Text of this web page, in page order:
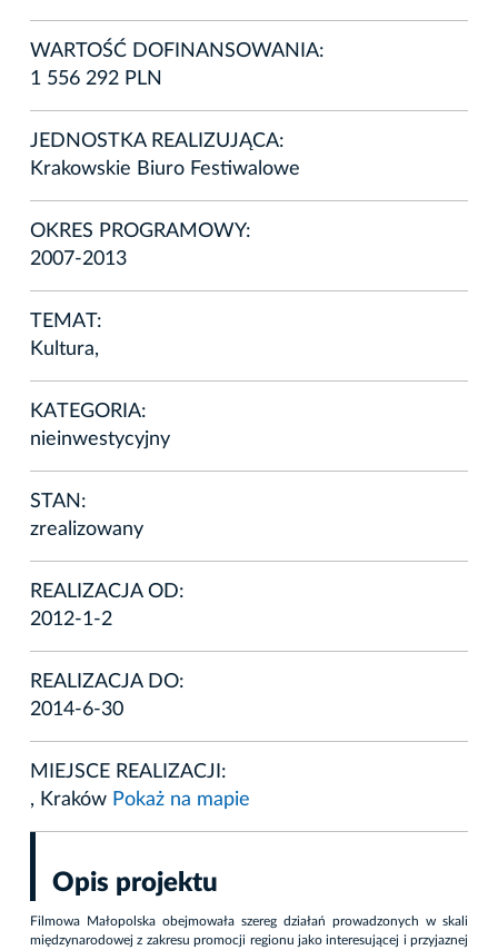
WARTOŚĆ DOFINANSOWANIA:
1 556 292 PLN
JEDNOSTKA REALIZUJĄCA:
Krakowskie Biuro Festiwalowe
OKRES PROGRAMOWY:
2007-2013
TEMAT:
Kultura,
KATEGORIA:
nieinwestycyjny
STAN:
zrealizowany
REALIZACJA OD:
2012-1-2
REALIZACJA DO:
2014-6-30
MIEJSCE REALIZACJI:
, Kraków Pokaż na mapie
Opis projektu
Filmowa Małopolska obejmowała szereg działań prowadzonych w skali
międzynarodowej z zakresu promocji regionu jako interesującej i przyjaznej